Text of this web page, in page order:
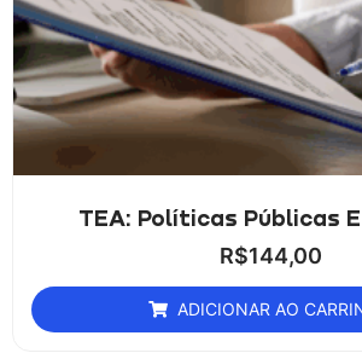
TEA: Políticas Públicas
R$144,00
ADICIONAR AO